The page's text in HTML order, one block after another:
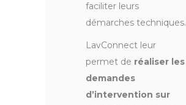
faciliter leurs
démarches techniques.
LavConnect leur
permet de réaliser les
demandes
d’intervention sur